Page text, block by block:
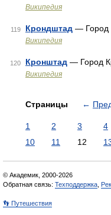
Википедия
119 Крондштад — Город
Википедия
120 Кронштад — Город
Википедия
Страницы ←
1 2 3 4
10
11 12
© Академик, 2000-2026
Обратная связь: Техподдержка
👣 Путешествия